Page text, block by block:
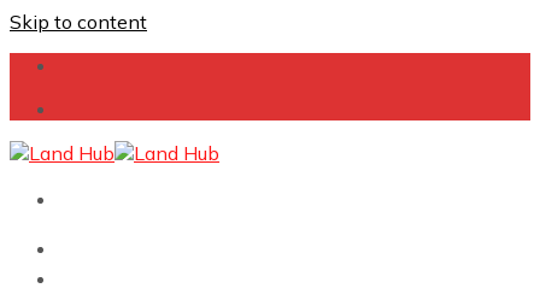
Skip to content